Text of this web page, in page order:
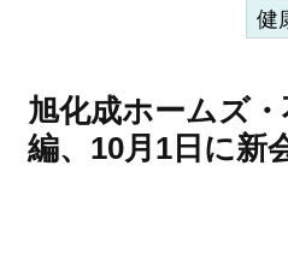
健
旭化成ホームズ
編、10月1日に新